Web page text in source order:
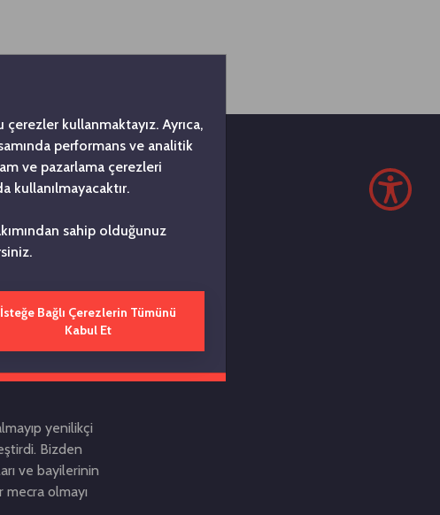
kurmak'
yenilikçi
Bizden
ve bayilerinin
mecra olmayı
kullanmaktayız. Ayrıca,
performans ve analitik
ve pazarlama çerezleri
kullanılmayacaktır.
sahip olduğunuz
İsteğe Bağlı Çerezlerin Tümünü
Kabul Et